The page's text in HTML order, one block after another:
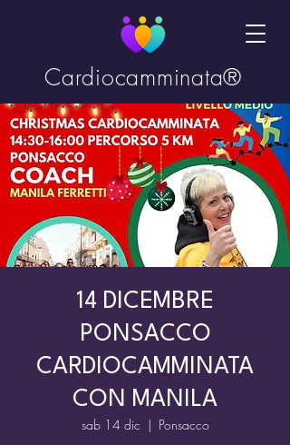
Cardiocamminata®
14 DICEMBRE
PONSACCO
CARDIOCAMMINATA
CON MANILA
sab 14 dic
  |
Ponsacco